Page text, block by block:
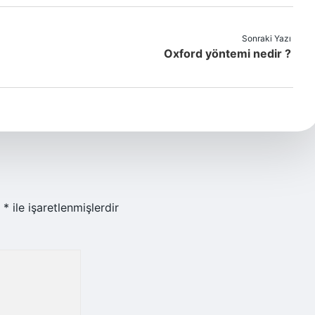
Sonraki Yazı
Oxford yöntemi nedir ?
* ile işaretlenmişlerdir